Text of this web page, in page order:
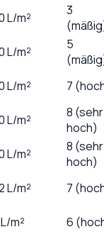
L/m²
3
L/m²
5
L/m²
7
L/m²
8 (sehr
hoch)
L/m²
8 (sehr
hoch)
L/m²
7
L/m²
6